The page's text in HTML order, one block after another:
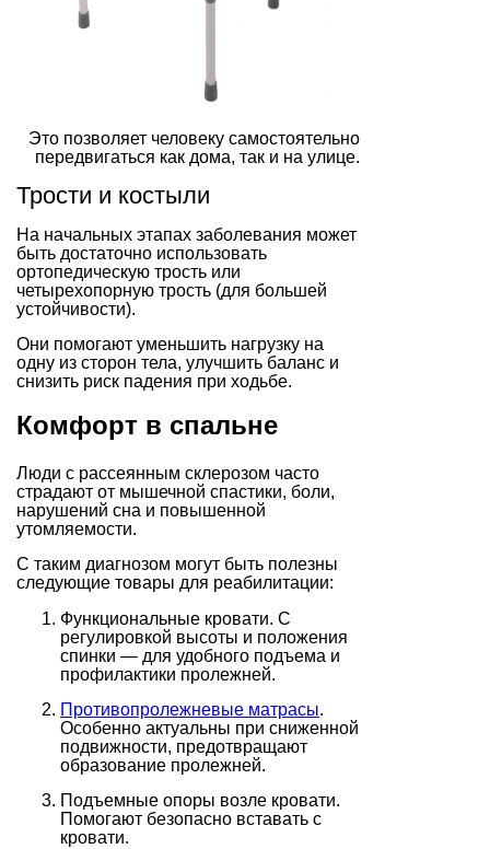
Это позволяет человеку самостоятельно
передвигаться как дома, так и на улице.
Трости и костыли
На начальных этапах заболевания может
быть достаточно использовать
ортопедическую трость или
четырехопорную трость (для большей
устойчивости).
Они помогают уменьшить нагрузку на
одну из сторон тела, улучшить баланс и
снизить риск падения при ходьбе.
Комфорт в спальне
Люди с рассеянным склерозом часто
страдают от мышечной спастики, боли,
нарушений сна и повышенной
утомляемости.
С таким диагнозом могут быть полезны
следующие товары для реабилитации:
Функциональные кровати. С
регулировкой высоты и положения
спинки — для удобного подъема и
профилактики пролежней.
Противопролежневые матрасы.
Особенно актуальны при сниженной
подвижности, предотвращают
образование пролежней.
Подъемные опоры возле кровати.
Помогают безопасно вставать с
кровати.